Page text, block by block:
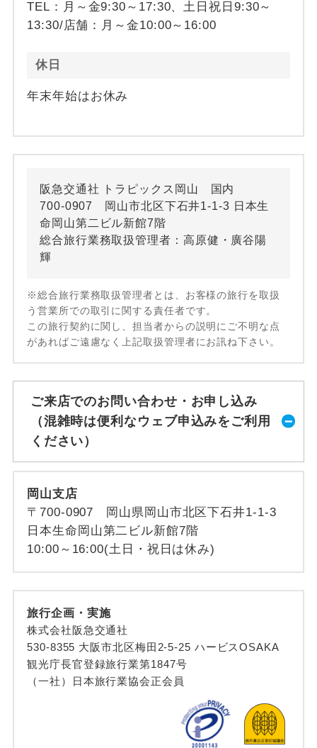
TEL：月～金9:30～17:30、土日祝日9:30～
13:30/店舗：月～金10:00～16:00
休日
年末年始はお休み
阪急交通社 トラピックス岡山 国内
700-0907 岡山市北区下石井1-1-3 日本生
命岡山第二ビル新館7階
総合旅行業務取扱管理者：高原健・廣谷陽
輝
※総合旅行業務取扱管理者とは、お客様の旅行を取扱
う営業所での取引に関する責任者です。
この旅行契約に関し、担当者からの説明にご不明な点
があればご遠慮なく上記取扱管理者にお訊ね下さい。
ご来店でのお問い合わせ・お申し込み
（混雑時は便利なウェブ申込みをご利用
ください）
岡山支店
〒700-0907 岡山県岡山市北区下石井1-1-3
日本生命岡山第二ビル新館7階
10:00～16:00(土日・祝日は休み)
旅行企画・実施
株式会社阪急交通社
530-8355 大阪市北区梅田2-5-25 ハービスOSAKA
観光庁長官登録旅行業第1847号
（一社）日本旅行業協会正会員